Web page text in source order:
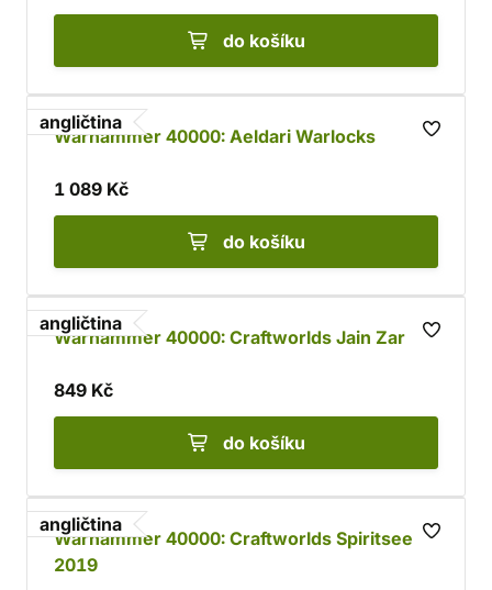
do košíku
angličtina
Warhammer 40000: Aeldari Warlocks
1 089 Kč
do košíku
angličtina
Warhammer 40000: Craftworlds Jain Zar
849 Kč
do košíku
angličtina
Warhammer 40000: Craftworlds Spiritseer
2019